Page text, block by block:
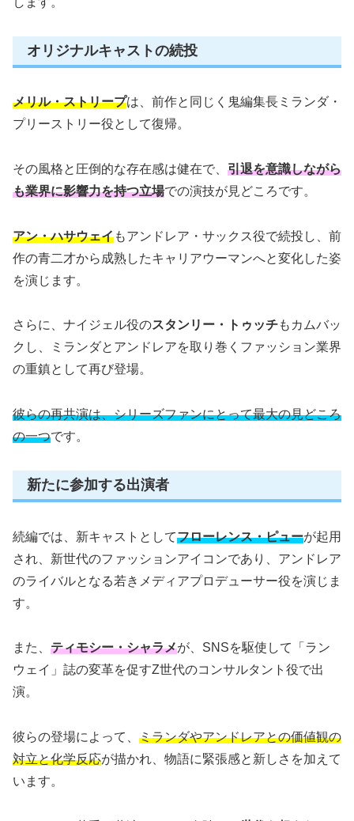
オリジナルキャストの続投
メリル・ストリープは、前作と同じく鬼編集長ミランダ・
プリーストリー役として復帰。
その風格と圧倒的な存在感は健在で、 引退を意識しながら
も業界に影響力を持つ立場での演技が見どころです。
アン・ハサウェイもアンドレア・サックス役で続投し、前
作の青二才から成熟したキャリアウーマンへと変化した姿
を演じます。
さらに、ナイジェル役のスタンリー・トゥッチもカムバッ
クし、ミランダとアンドレアを取り巻くファッション業界
の重鎮として再び登場。
彼らの再共演は、シリーズファンにとって最大の見どころ
の一つです。
新たに参加する出演者
続編では、新キャストとしてフローレンス・ピューが起用
され、新世代のファッションアイコンであり、アンドレア
のライバルとなる若きメディアプロデューサー役を演じま
す。
また、 ティモシー・シャラメが、SNSを駆使して「ラン
ウェイ」誌の変革を促すZ世代のコンサルタント役で出
演。
彼らの登場によって、 ミランダやアンドレアとの価値観の
対立と化学反応が描かれ、物語に緊張感と新しさを加えて
います。